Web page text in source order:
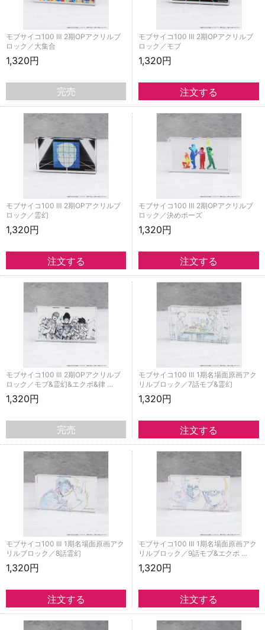
モブサイコ100 Ⅲ 2期OPアクリルブ
ロック／大集合
1,320円
完売
モブサイコ100 Ⅲ 2期OPアクリルブ
ロック／モブ
1,320円
モブサイコ100 Ⅲ 2期OPアクリルブ
ロック／霊幻
1,320円
モブサイコ100 Ⅲ 2期OPアクリルブ
ロック／決めポーズ
1,320円
モブサイコ100 Ⅲ 2期OPアクリルブ
ロック／モブ&霊幻&エクボ&律 …
1,320円
完売
モブサイコ100 Ⅲ 1期名場面原画アク
リルブロック／7話モブ&霊幻
1,320円
モブサイコ100 Ⅲ 1期名場面原画アク
リルブロック／8話霊幻
1,320円
モブサイコ100 Ⅲ 1期名場面原画アク
リルブロック／9話モブ&エクボ …
1,320円